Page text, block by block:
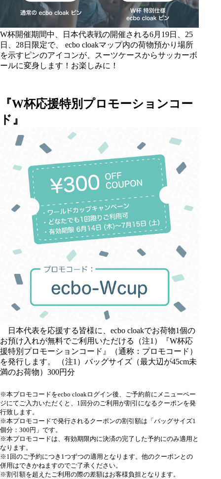
W杯開催期間中、日本代表戦の開催される6月19日、25
日、28日限定で、 ecbo cloakマップ内の荷物預かり場所
を示すピンのアイコンが、スーツケースからサッカーボ
ールに変身します！お楽しみに！
『W杯応援特別プロモーションコー
ド』
日本代表を応援する皆様に、 ecbo cloakでお荷物1個の
お預け入れが無料でご利用いただける（注1）『W杯応
援特別プロモーションコード』（通称：プロモコード）
を発行します。
（注1）バッグサイズ（最大辺が45cm未
満のお荷物）300円分
※本プロモコードをecbo cloak ログイン後、ご予約前にメニューペー
ジにてご入力いただくと、1回分のご利用が割引になるクーポンを発
行致します。
※本プロモコードで発行されるクーポンの割引額は「バッグサイズ1
個分：300円」です。
※本プロモコードは、有効期限内に決済の完了した予約にのみ適用と
なります。
※1回のご予約につき1つずつの適用となります。他のクーポンとの
併用はできかねますのでご了承ください。
※割引額を超えたご利用の際の差額はお客様負担となります。